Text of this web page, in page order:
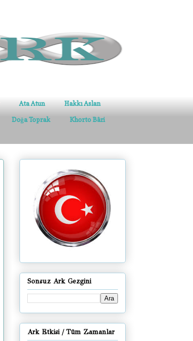
Ata Atun Hakkı Aslan
Doğa Toprak Khorto Bâri
Sonsuz Ark Gezgini
Ark Etkisi / Tüm Zamanlar